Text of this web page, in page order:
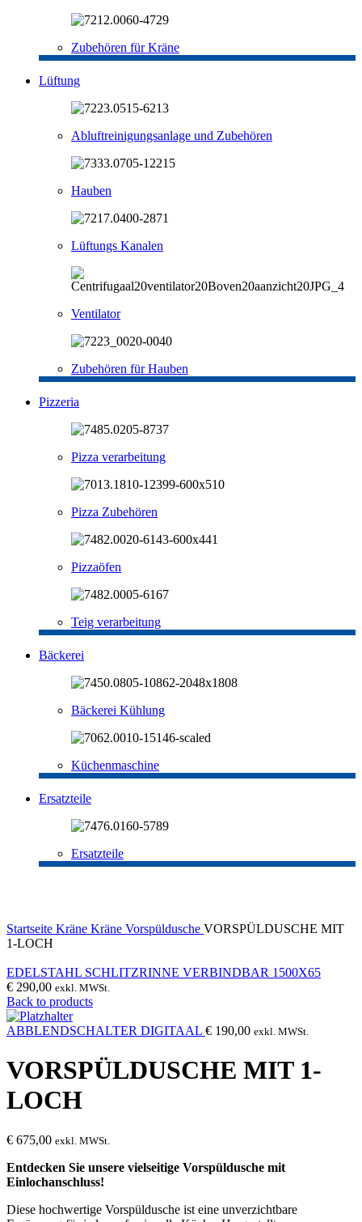
Zubehören für Kräne
Lüftung
Abluftreinigungsanlage und Zubehören
Hauben
Lüftungs Kanalen
Ventilator
Zubehören für Hauben
Pizzeria
Pizza verarbeitung
Pizza Zubehören
Pizzaöfen
Teig verarbeitung
Bäckerei
Bäckerei Kühlung
Küchenmaschine
Ersatzteile
Ersatzteile
Startseite Kräne Kräne Vorspüldusche VORSPÜLDUSCHE MIT
1-LOCH
EDELSTAHL SCHLITZRINNE VERBINDBAR 1500X65
€ 290,00 exkl. MWSt.
Back to products
ABBLENDSCHALTER DIGITAAL € 190,00 exkl. MWSt.
VORSPÜLDUSCHE MIT 1-
LOCH
€ 675,00 exkl. MWSt.
Entdecken Sie unsere vielseitige Vorspüldusche mit
Einlochanschluss!
Diese hochwertige Vorspüldusche ist eine unverzichtbare